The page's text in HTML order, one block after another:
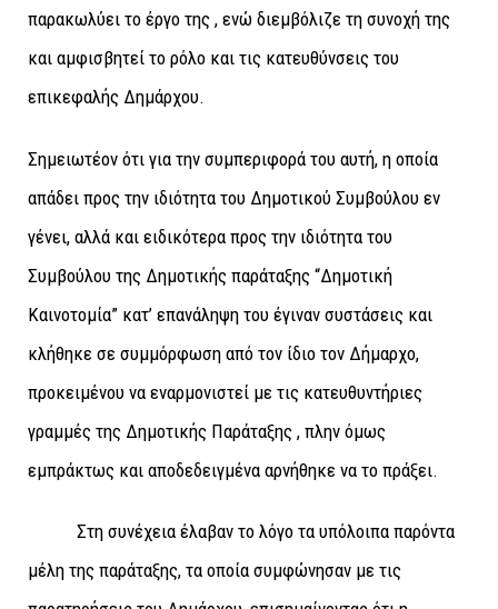
παρακωλύει το έργο της , ενώ διεμβόλιζε τη συνοχή της
και αμφισβητεί το ρόλο και τις κατευθύνσεις του
επικεφαλής Δημάρχου.
Σημειωτέον ότι για την συμπεριφορά του αυτή, η οποία
απάδει προς την ιδιότητα του Δημοτικού Συμβούλου εν
γένει, αλλά και ειδικότερα προς την ιδιότητα του
Συμβούλου της Δημοτικής παράταξης “Δημοτική
Καινοτομία” κατ’ επανάληψη του έγιναν συστάσεις και
κλήθηκε σε συμμόρφωση από τον ίδιο τον Δήμαρχο,
προκειμένου να εναρμονιστεί με τις κατευθυντήριες
γραμμές της Δημοτικής Παράταξης , πλην όμως
εμπράκτως και αποδεδειγμένα αρνήθηκε να το πράξει.
Στη συνέχεια έλαβαν το λόγο τα υπόλοιπα παρόντα
μέλη της παράταξης, τα οποία συμφώνησαν με τις